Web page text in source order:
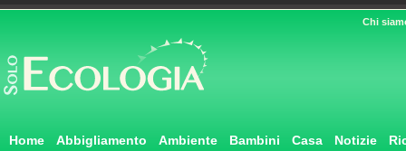
Chi
Home Abbigliamento Ambiente Bambini Casa Notizie